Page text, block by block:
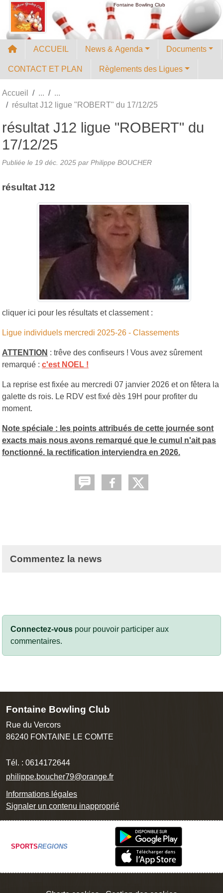
Fontaine Bowling Club
ACCUEIL News & Agenda Documents
CONTACT ET PLAN Règlements des Ligues
Accueil
résultat J12 ligue "ROBERT" du 17/12/25
résultat J12 ligue "ROBERT" du
17/12/25
Publiée le 19 déc. 2025 par Philippe BOUCHER
résultat J12
cliquer ici pour les résultats et classement :
Ligue individuels mercredi 2025-26 - Classements
ATTENTION : trêve des confiseurs ! Vous avez sûrement
remarqué : c'est NOEL !
La reprise est fixée au mercredi 07 janvier 2026 et on fêtera la
galette ds rois. Le RDV est fixé dès 19H pour profiter du
moment.
Note spéciale : les points attribués de cette journée sont
exacts mais nous avons remarqué que le cumul n'ait pas
fonctionné. la rectification interviendra en 2026.
Commentez la news
Connectez-vous pour pouvoir participer aux
commentaires.
Fontaine Bowling Club
Rue du Vercors
86240 FONTAINE LE COMTE
Tél. : 0614172644
philippe.boucher79@orange.fr
Informations légales
Signaler un contenu inapproprié
SPORTSREGIONS
Panneau de gestion des cookies